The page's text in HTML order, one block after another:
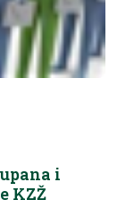
i
KZŽ